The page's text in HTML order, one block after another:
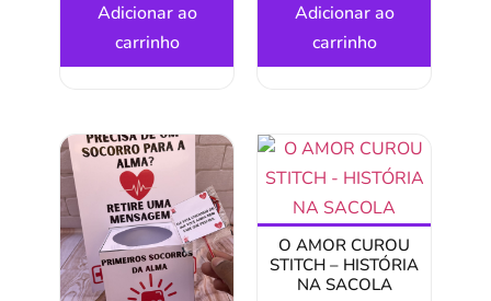
Adicionar ao
carrinho
Adicionar ao
carrinho
O AMOR CUROU
STITCH – HISTÓRIA
NA SACOLA